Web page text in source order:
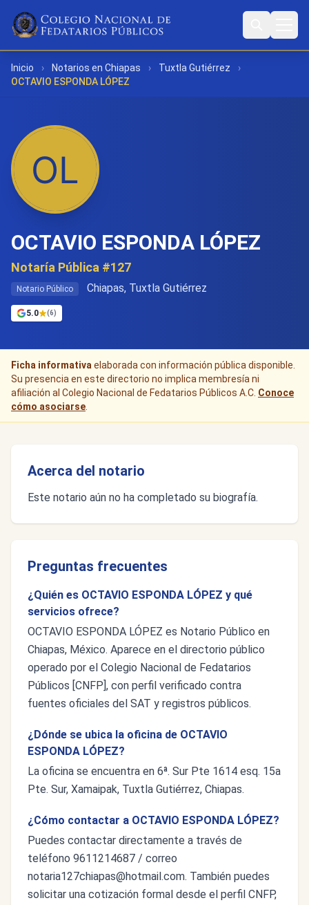
Inicio › Notarios en Chiapas › Tuxtla Gutiérrez
›
OCTAVIO ESPONDA LÓPEZ
OCTAVIO ESPONDA LÓPEZ
Notaría Pública #127
Notario Público Chiapas, Tuxtla Gutiérrez
5.0 (6)
Ficha informativa elaborada con información pública disponible.
Su presencia en este directorio no implica membresía ni
afiliación al Colegio Nacional de Fedatarios Públicos A.C. Conoce
cómo asociarse
Acerca del notario
Este notario aún no ha completado su biografía.
Preguntas frecuentes
¿Quién es OCTAVIO ESPONDA LÓPEZ y qué
servicios ofrece?
OCTAVIO ESPONDA LÓPEZ es Notario Público en
Chiapas, México. Aparece en el directorio público
operado por el Colegio Nacional de Fedatarios
Públicos [CNFP], con perfil verificado contra
fuentes oficiales del SAT y registros públicos.
¿Dónde se ubica la oficina de OCTAVIO
ESPONDA LÓPEZ?
La oficina se encuentra en 6ª. Sur Pte 1614 esq. 15a
Pte. Sur, Xamaipak, Tuxtla Gutiérrez, Chiapas.
¿Cómo contactar a OCTAVIO ESPONDA LÓPEZ?
Puedes contactar directamente a través de
teléfono 9611214687 / correo
notaria127chiapas@hotmail.com. También puedes
solicitar una cotización formal desde el perfil CNFP,